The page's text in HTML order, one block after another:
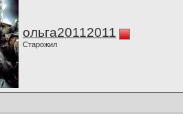
ольга20112011
Старожил